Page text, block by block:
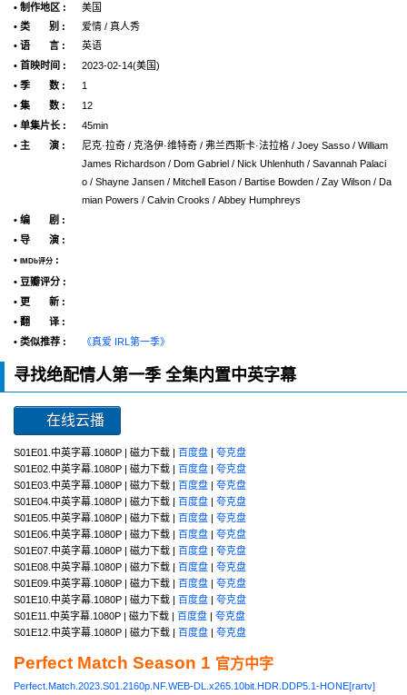
• 制作地区 :
美国
• 类 别 :
爱情 / 真人秀
• 语 言 :
英语
• 首映时间 :
2023-02-14(美国)
• 季 数 :
1
• 集 数 :
12
• 单集片长 :
45min
• 主 演 :
尼克·拉奇 / 克洛伊·维特奇 / 弗兰西斯卡·法拉格 / Joey Sasso / William
James Richardson / Dom Gabriel / Nick Uhlenhuth / Savannah Palaci
o / Shayne Jansen / Mitchell Eason / Bartise Bowden / Zay Wilson / Da
mian Powers / Calvin Crooks / Abbey Humphreys
• 编 剧 :
• 导 演 :
•
IMDb评分 :
• 豆瓣评分 :
• 更 新 :
• 翻 译 :
• 类似推荐 :
《真爱 IRL第一季》
寻找绝配情人第一季 全集内置中英字幕
在线云播
S01E01.中英字幕.1080P | 磁力下载 | 百度盘 | 夸克盘
S01E02.中英字幕.1080P | 磁力下载 | 百度盘 | 夸克盘
S01E03.中英字幕.1080P | 磁力下载 | 百度盘 | 夸克盘
S01E04.中英字幕.1080P | 磁力下载 | 百度盘 | 夸克盘
S01E05.中英字幕.1080P | 磁力下载 | 百度盘 | 夸克盘
S01E06.中英字幕.1080P | 磁力下载 | 百度盘 | 夸克盘
S01E07.中英字幕.1080P | 磁力下载 | 百度盘 | 夸克盘
S01E08.中英字幕.1080P | 磁力下载 | 百度盘 | 夸克盘
S01E09.中英字幕.1080P | 磁力下载 | 百度盘 | 夸克盘
S01E10.中英字幕.1080P | 磁力下载 | 百度盘 | 夸克盘
S01E11.中英字幕.1080P | 磁力下载 | 百度盘 | 夸克盘
S01E12.中英字幕.1080P | 磁力下载 | 百度盘 | 夸克盘
Perfect Match Season 1 官方中字
Perfect.Match.2023.S01.2160p.NF.WEB-DL.x265.10bit.HDR.DDP5.1-HONE[rartv]